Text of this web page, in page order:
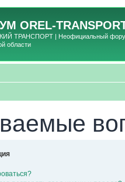
OREL-
ТРАНСПОРТ | Неофициальный форум
области